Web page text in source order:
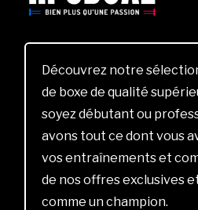
Découvrez notre
de boxe de qualité
soyez débutant ou
avons tout ce dont vous
vos entraînements et
de nos offres exclusives
comme un champion.